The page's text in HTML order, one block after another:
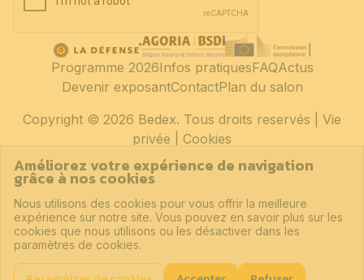
Copyright © 2026 Bedex. Tous droits reservés | Vie
privée
Cookies
Programme 2026Infos pratiquesFAQActus
Devenir exposantContactPlan du salon
Améliorez votre expérience de navigation
grâce à nos cookies
Nous utilisons des cookies pour vous offrir la meilleure
expérience sur notre site. Vous pouvez en savoir plus sur les
cookies que nous utilisons ou les désactiver dans les
paramètres de cookies.